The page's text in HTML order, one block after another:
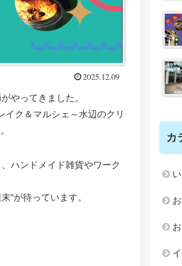
2025.12.09
やってきました。
イク＆マルシェ～水辺のクリ
ハンドメイド雑貨やワーク
”が待っています。
カ